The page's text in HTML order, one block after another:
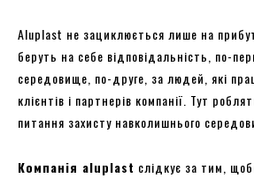
Aluplast не зациклюється лише на
беруть на себе відповідальність, по-
середовище, по-друге, за людей, які
клієнтів і партнерів компанії. Тут
питання захисту навколишнього
Компанія aluplast слідкує за тим,